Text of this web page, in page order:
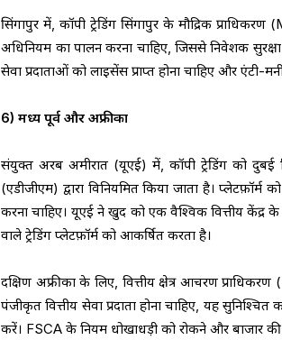
सिंगापुर में, कॉपी ट्रेडिंग सिंगापुर के मौद्रिक
अधिनियम का पालन करना चाहिए, जिससे निवेशक
सेवा प्रदाताओं को लाइसेंस प्राप्त होना चाहिए और एंटी-
6) मध्य पूर्व और अफ्रीका
संयुक्त अरब अमीरात (यूएई) में, कॉपी ट्रेडिंग को दुबई
(एडीजीएम) द्वारा विनियमित किया जाता है। प्लेटफ़ॉर्म
करना चाहिए। यूएई ने खुद को एक वैश्विक वित्तीय
वाले ट्रेडिंग प्लेटफ़ॉर्म को आकर्षित करता है।
दक्षिण अफ्रीका के लिए, वित्तीय क्षेत्र आचरण
पंजीकृत वित्तीय सेवा प्रदाता होना चाहिए, यह
करें। FSCA के नियम धोखाधड़ी को रोकने और बाजार